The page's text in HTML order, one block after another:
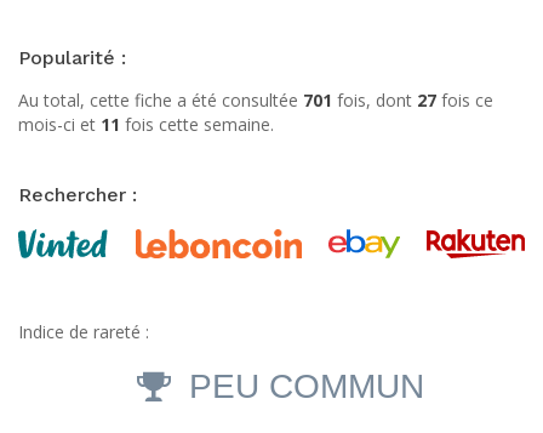
Popularité :
Au total, cette fiche a été consultée 701 fois, dont 27 fois ce
mois-ci et 11 fois cette semaine.
Rechercher :
Indice de rareté :
PEU COMMUN